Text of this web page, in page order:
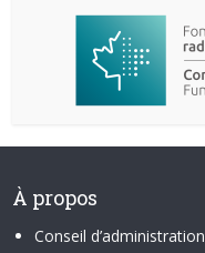
À propos
Conseil d’administration